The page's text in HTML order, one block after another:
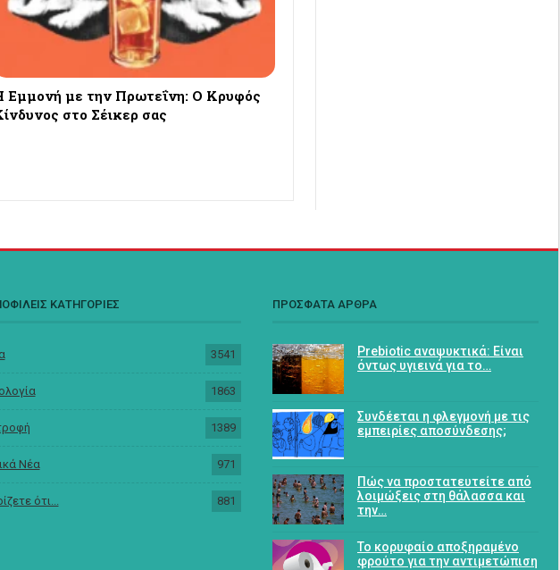
Εμμονή με την Πρωτεΐνη: Ο Κρυφός
στο Σέικερ σας
ΚΑΤΗΓΟΡΙΕΣ
3541
1863
1389
Νέα 971
ότι... 881
ΠΡΟΣΦΑΤΑ ΑΡΘΡΑ
Prebiotic αναψυκτικά: Είναι
όντως υγιεινά για το…
Συνδέεται η φλεγμονή με τις
εμπειρίες αποσύνδεσης;
Πώς να προστατευτείτε από
λοιμώξεις στη θάλασσα και
την…
Το κορυφαίο αποξηραμένο
φρούτο για την αντιμετώπιση